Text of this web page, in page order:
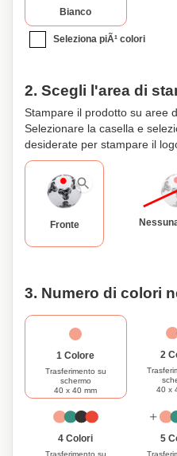
essere gonfiato alla
consegna. Questo versatile
per eventi sportivi,
marketing. Gioca come un
tuo marchio con questo
qualità.
Bianco
Seleziona piÃ¹ colori
2. Scegli l'area di
Stampare il prodotto su aree
Selezionare la casella e
desiderate per stampare il
Fronte
3. Numero di colori
1 Colore
Trasferimento su
schermo
40 x 40 mm
2
40 x
4 Colori
Trasferimento su
5